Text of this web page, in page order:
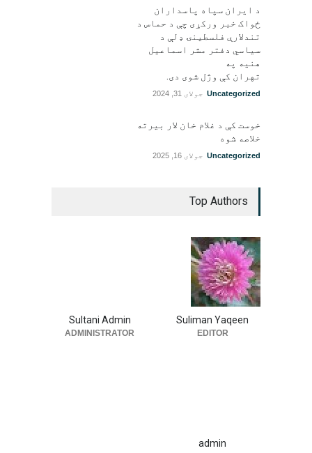
د ایران سپاه پاسداران
ځواک خبر ورکړی چې د حماس د
تندلارې فلسطينۍ ډلې د
سیاسي دفتر مشر اسماعیل
هنيه په
تهران کې وژل شوی دی.
Uncategorized جولای 31, 2024
خوست کې د غلام خان لار بیرته
خلاصه شوه
Uncategorized جولای 16, 2025
Top Authors
Suliman Yaqeen
EDITOR
Sultani Admin
ADMINISTRATOR
admin